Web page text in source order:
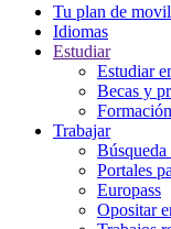
Tu plan de
Idiomas
Estudiar
Estudiar
Becas y
Trabajar
Búsqueda
Portales
Europass
Opositar